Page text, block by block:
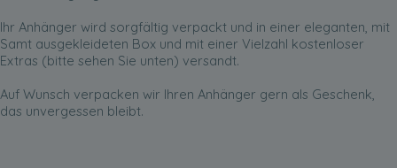
Ihr Anhänger wird sorgfältig verpackt und in einer eleganten, mit
Samt ausgekleideten Box und mit einer Vielzahl kostenloser
Extras (bitte sehen Sie unten) versandt.
Auf Wunsch verpacken wir Ihren Anhänger gern als Geschenk,
das unvergessen bleibt.